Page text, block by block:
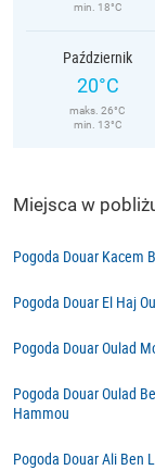
min. 18°C
Październik
20°C
maks. 26°C
min. 13°C
Miejsca w
Pogoda Douar Kacem
Pogoda Douar El Haj
Pogoda Douar Oulad
Pogoda Douar Oulad
Hammou
Pogoda Douar Ali Ben